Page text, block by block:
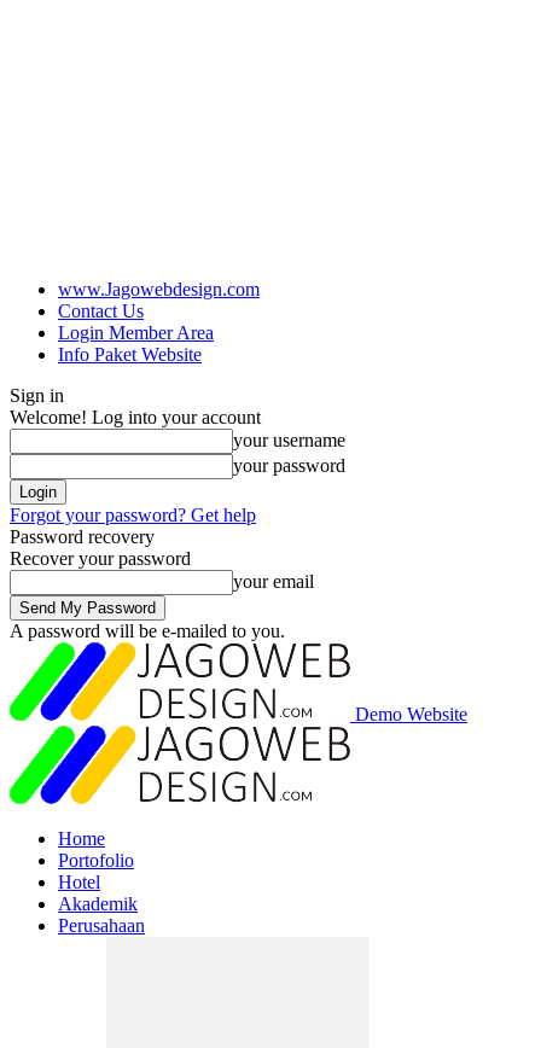
www.Jagowebdesign.com
Contact Us
Login Member Area
Info Paket Website
Sign in
Welcome! Log into your account
your username
your password
Forgot your password? Get help
Password recovery
Recover your password
your email
A password will be e-mailed to you.
Demo Website
Home
Portofolio
Hotel
Akademik
Perusahaan